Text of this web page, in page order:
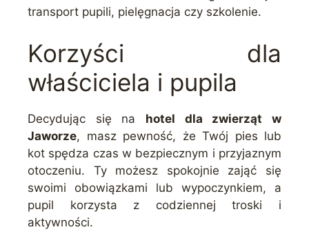
transport pupili, pielęgnacja czy szkolenie.
Korzyści dla
właściciela i pupila
Decydując się na hotel dla zwierząt w
Jaworze, masz pewność, że Twój pies lub
kot spędza czas w bezpiecznym i przyjaznym
otoczeniu. Ty możesz spokojnie zająć się
swoimi obowiązkami lub wypoczynkiem, a
pupil korzysta z codziennej troski i
aktywności.